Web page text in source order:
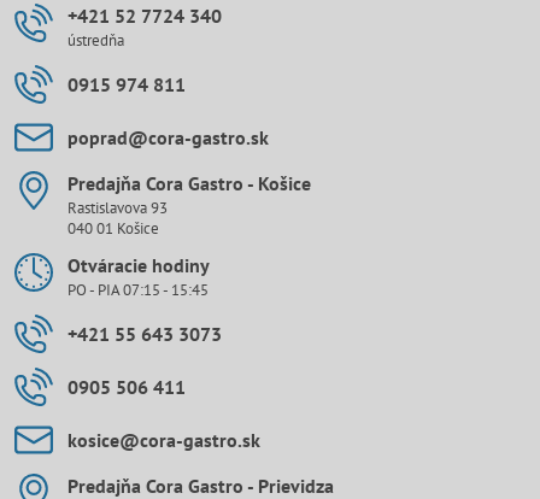
+421 52 7724 340
ústredňa
0915 974 811
poprad​@cora-gastro​.sk
Predajňa Cora Gastro - Košice
Rastislavova 93
040 01 Košice
Otváracie hodiny
PO - PIA 07:15 - 15:45
+421 55 643 3073
0905 506 411
kosice​@cora-gastro​.sk
Predajňa Cora Gastro - Prievidza